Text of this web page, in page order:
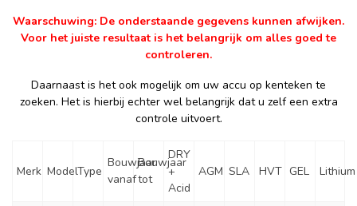
Waarschuwing: De onderstaande gegevens kunnen afwijken.
Voor het juiste resultaat is het belangrijk om alles goed te
controleren.
Daarnaast is het ook mogelijk om uw accu op kenteken te
zoeken. Het is hierbij echter wel belangrijk dat u zelf een extra
controle uitvoert.
Merk ModelType
Bouwjaar
vanaf
Bouwjaar
tot
DRY
+
Acid
AGM SLA HVT GEL Lithium